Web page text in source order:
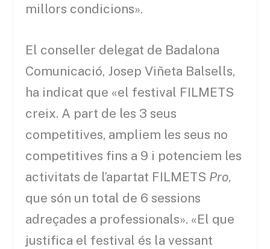
millors condicions».
El conseller delegat de Badalona
Comunicació, Josep Viñeta Balsells,
ha indicat que «el festival FILMETS
creix. A part de les 3 seus
competitives, ampliem les seus no
competitives fins a 9 i potenciem les
activitats de l’apartat FILMETS Pro,
que són un total de 6 sessions
adreçades a professionals». «El que
justifica el festival és la vessant